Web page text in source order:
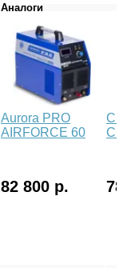
Аналоги
Aurora PRO
AIRFORCE 60
82 800 р. 78